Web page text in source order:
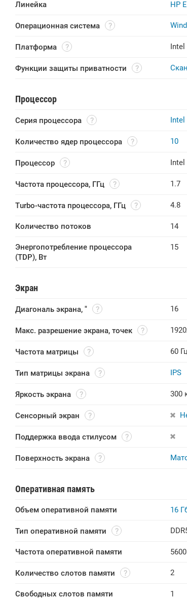
Линейка HP
Операционная система
Платформа Intel
Функции защиты приватности
Процессор
Серия процессора Intel
Количество ядер процессора 10
Процессор Intel
Частота процессора, ГГц 1.7
Turbo-частота процессора, ГГц 4.8
Количество потоков 14
Энергопотребление процессора
(TDP), Вт
15
Экран
Диагональ экрана, " 16
Макс. разрешение экрана, точек
Частота матрицы 60
Тип матрицы экрана IPS
Яркость экрана 300
Сенсорный экран
Поддержка ввода стилусом
Поверхность экрана
Оперативная память
Объем оперативной памяти 16
Тип оперативной памяти
Частота оперативной памяти
Количество слотов памяти 2
Свободных слотов памяти 1